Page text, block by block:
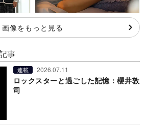
画像をもっと見る
事
連載 2026.07.11
ロックスターと過ごした記憶：櫻井敦
司